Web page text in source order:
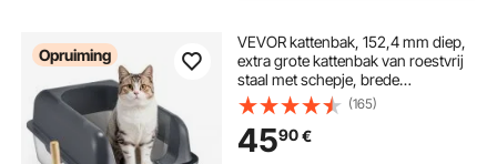
Opruiming
VEVOR kattenbak, 152,4 mm diep,
extra grote kattenbak van roestvrij
staal met schepje, brede
filterbodem en hoge rand, geurvrije
bak voor katten, 60 x 40 x 30 cm,
donkergrijs
(165)
4590€